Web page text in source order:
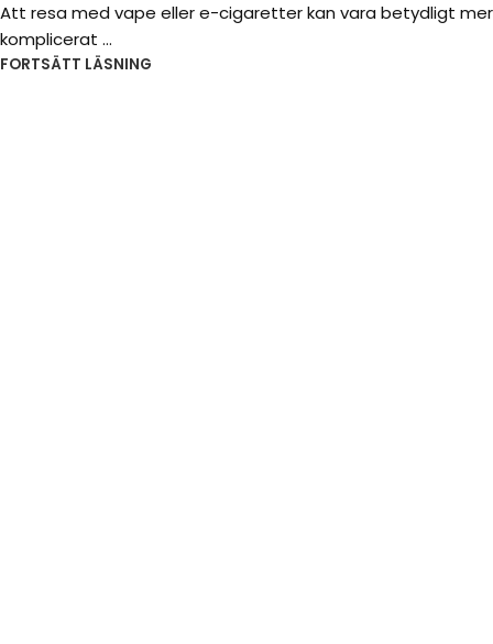
Att resa med vape eller e-cigaretter kan vara betydligt mer
komplicerat ...
FORTSÄTT LÄSNING